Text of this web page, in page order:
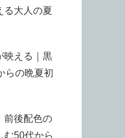
る大人の夏
映える｜黒
らの晩夏初
前後配色の
む50代から